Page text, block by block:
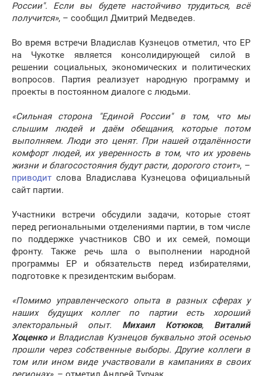
России". Если вы будете настойчиво трудиться, всё
получится», – сообщил Дмитрий Медведев.
Во время встречи Владислав Кузнецов отметил, что ЕР
на Чукотке является консолидирующей силой в
решении социальных, экономических и политических
вопросов. Партия реализует народную программу и
проекты в постоянном диалоге с людьми.
«Сильная сторона "Единой России" в том, что мы
слышим людей и даём обещания, которые потом
выполняем. Люди это ценят. При нашей отдалённости
комфорт людей, их уверенность в том, что их уровень
жизни и благосостояния будут расти, дорогого стоит», –
приводит слова Владислава Кузнецова официальный
сайт партии.
Участники встречи обсудили задачи, которые стоят
перед региональными отделениями партии, в том числе
по поддержке участников СВО и их семей, помощи
фронту. Также речь шла о выполнении народной
программы ЕР и обязательств перед избирателями,
подготовке к президентским выборам.
«Помимо управленческого опыта в разных сферах у
наших будущих коллег по партии есть хороший
электоральный опыт. Михаил Котюков, Виталий
Хоценкои Владислав Кузнецов буквально этой осенью
прошли через собственные выборы. Другие коллеги в
том или ином виде участвовали в кампаниях в своих